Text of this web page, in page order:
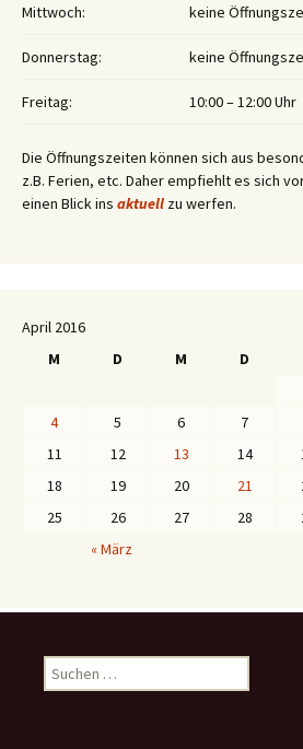
Mittwoch: keine
Donnerstag: keine
Freitag: 10:00 – 12:00 Uhr
Die Öffnungszeiten können sich aus
z.B. Ferien, etc. Daher empfiehlt es sich
einen Blick ins aktuell zu werfen.
April 2016
M
D M D
4
5 6 7
11
12 13 14
18
19 20 21
25
26 27 28
« März
u